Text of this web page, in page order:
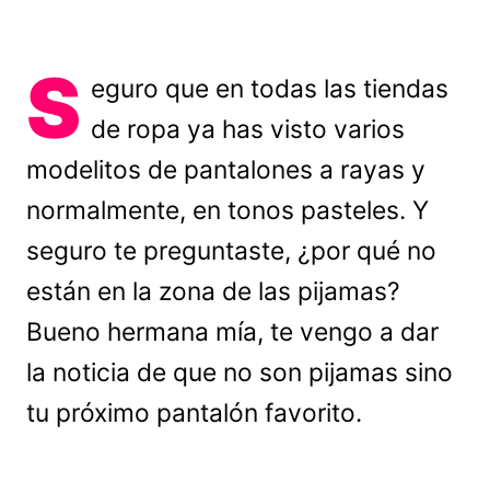
S eguro que en todas las tiendas
de ropa ya has visto varios
modelitos de pantalones a rayas y
normalmente, en tonos pasteles. Y
seguro te preguntaste, ¿por qué no
están en la zona de las pijamas?
Bueno hermana mía, te vengo a dar
la noticia de que no son pijamas sino
tu próximo pantalón favorito.